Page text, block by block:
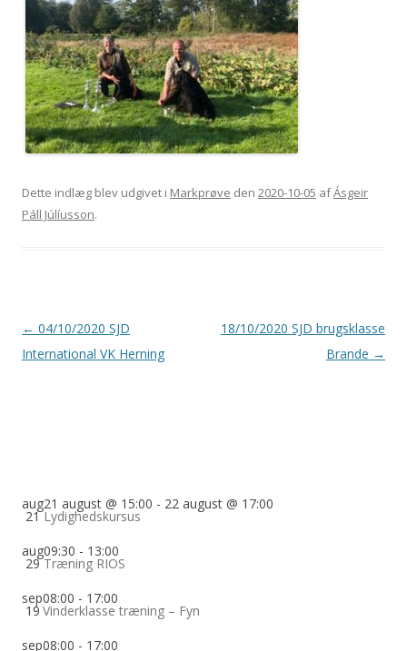
Dette indlæg blev udgivet i Markprøve den 2020-10-05 afÁsgeir
Páll Júlíusson.
Indlægsnavigation
← 04/10/2020 SJD
International VK Herning
18/10/2020 SJD brugsklasse
Brande →
aug
21
21 august @ 15:00 - 22 august @ 17:00
Lydighedskursus
aug
29
09:30 - 13:00
Træning RIOS
sep
19
08:00 - 17:00
Vinderklasse træning – Fyn
sep08:00 - 17:00